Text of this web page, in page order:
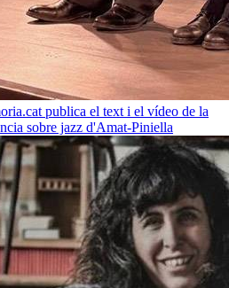
publica el text i el vídeo de la
sobre jazz d'Amat-Piniella